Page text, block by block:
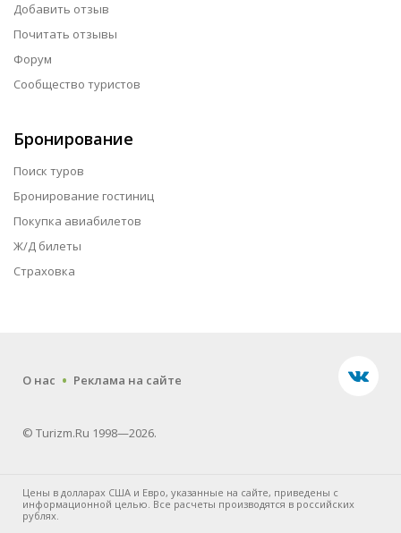
Добавить отзыв
Почитать отзывы
Форум
Сообщество туристов
Бронирование
Поиск туров
Бронирование гостиниц
Покупка авиабилетов
Ж/Д билеты
Страховка
О нас . Реклама на сайте
© Turizm.Ru 1998—2026.
Цены в долларах США и Евро, указанные на сайте, приведены с
информационной целью. Все расчеты производятся в российских
рублях.